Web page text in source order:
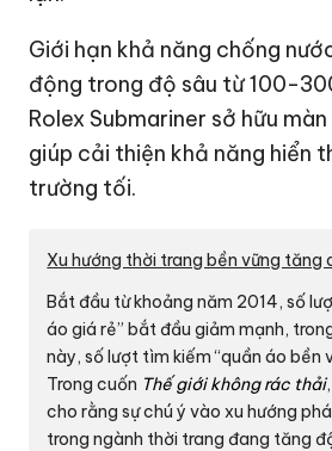
Giới hạn khả năng chống
động trong độ sâu từ 100-
Rolex Submariner sở hữu
giúp cải thiện khả năng hiển
trường tối.
Xu hướng thời trang bền vững tăng
Bắt đầu từ khoảng năm 2014, số
áo giá rẻ” bắt đầu giảm mạnh,
này, số lượt tìm kiếm “quần áo bền
Trong cuốn Thế giới không rác thải
cho rằng sự chú ý vào xu hướng
trong ngành thời trang đang tăng